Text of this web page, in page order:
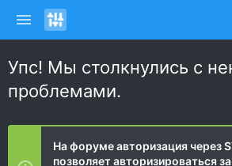
Упс! Мы столкнулись с
проблемами.
На форуме авторизация через
позволяет авторизироваться